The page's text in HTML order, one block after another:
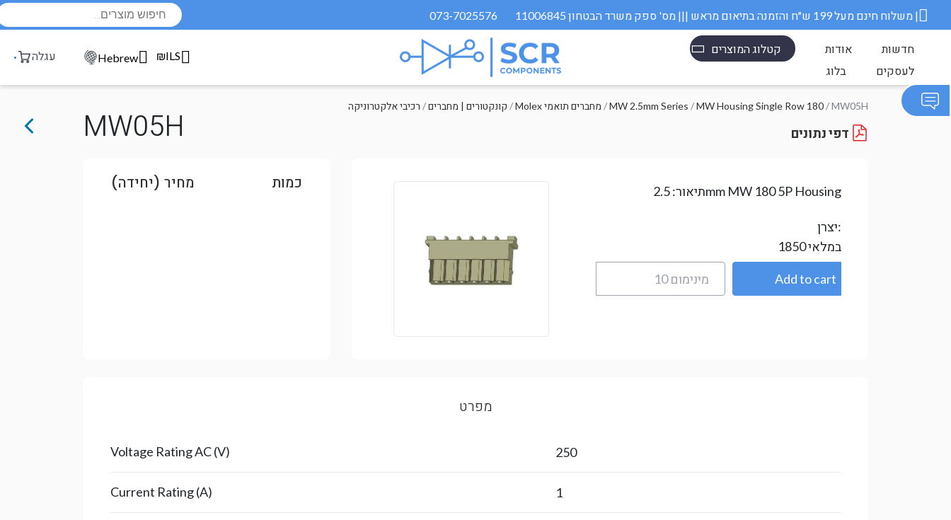
073-7025576 משלוח חינם מעל 199 ש״ח והזמנה בתיאום מראש ||| מס' ספק משרד הבטחון 11006845 |
קטלוג המוצרים אודות
חדשות
בלוג
לעסקים
עגלה Hebrew ₪ILS
רכיבי אלקטרוניקה /קונקטורים | מחברים / Molex מחברים תואמי /MW 2.5mm Series /MW Housing Single Row 180/ MW05H
MW05H
תיאור:2.5mm MW 180 5P Housing
יצרן:
1850במלאי
כמות מחיר (יחידה)
מפרט
Voltage Rating AC (V) 250
Current Rating (A) 1